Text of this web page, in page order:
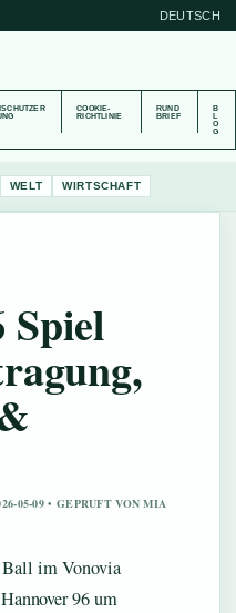
DEUTSCH
COOKIE-
RICHTLINIE
RUND
BRIEF
B
O
G
WELT WIRTSCHAFT
Spiel
05-09 • GEPRUFT VON MIA
Ball im Vonovia
96 um